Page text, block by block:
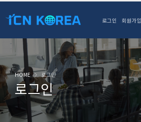
로그인 회원가입
로그인
HOME 로그인